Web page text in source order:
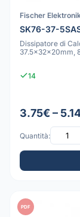
Fischer
SK76-37-
Dissipatore di
37.5x32x20mm,
14
3.75€ –
Quantità:
PDF